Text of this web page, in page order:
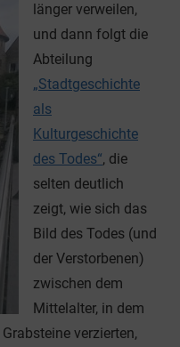
länger verweilen,
und dann folgt die
Abteilung
„Stadtgeschichte
als
Kulturgeschichte
des Todes“, die
selten deutlich
zeigt, wie sich das
Bild des Todes (und
der Verstorbenen)
zwischen dem
Mittelalter, in dem
verzierten,